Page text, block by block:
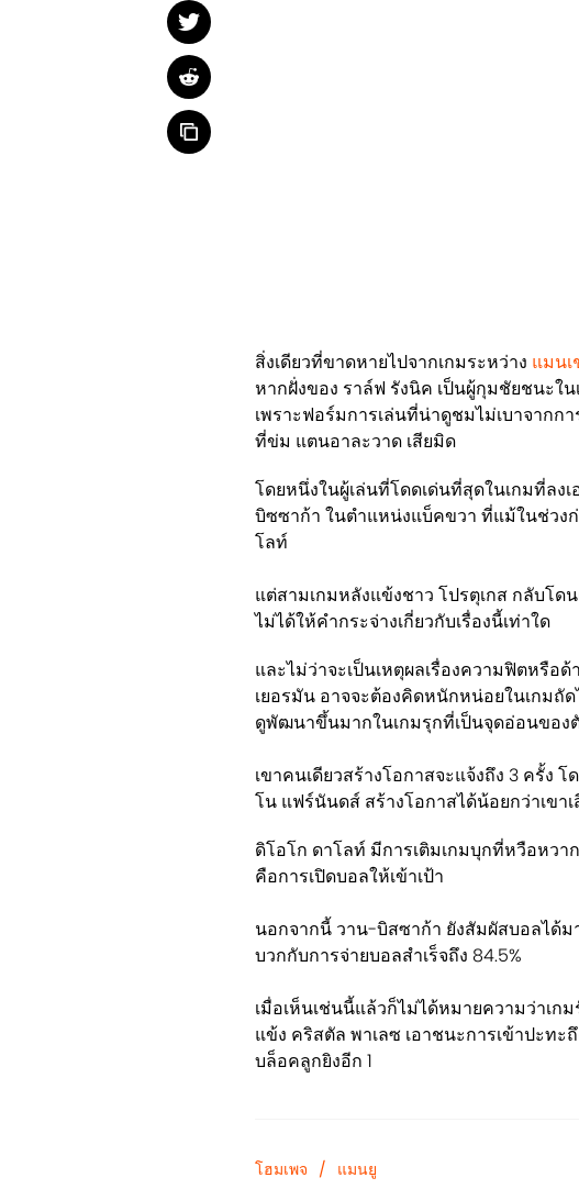
สิ่งเดียวที่ขาดหายไปจากเกมระหว่าง แมนเ
หากฝั่งของ ราล์ฟ รังนิค เป็นผู้กุมชัยชนะใ
เพราะฟอร์มการเล่นที่น่าดูชมไม่เบาจากก
ที่ข่ม แตนอาละวาด เสียมิด
โดยหนึ่งในผู้เล่นที่โดดเด่นที่สุดในเกมที่ล
บิซซาก้า ในตำแหน่งแบ็คขวา ที่แม้ในช่วง
โลท์
แต่สามเกมหลังแข้งชาว โปรตุเกส กลับโ
ไม่ได้ให้คำกระจ่างเกี่ยวกับเรื่องนี้เท่าใด
และไม่ว่าจะเป็นเหตุผลเรื่องความฟิตหรื
เยอรมัน อาจจะต้องคิดหนักหน่อยในเกมถั
ดูพัฒนาขึ้นมากในเกมรุกที่เป็นจุดอ่อนของ
เขาคนเดียวสร้างโอกาสจะแจ้งถึง 3 ครั้ง
โน แฟร์นันดส์ สร้างโอกาสได้น้อยกว่าเขา
ดิโอโก ดาโลท์ มีการเติมเกมบุกที่หวือหวา
คือการเปิดบอลให้เข้าเป้า
นอกจากนี้ วาน-บิสซาก้า ยังสัมผัสบอลได้ม
บวกกับการจ่ายบอลสำเร็จถึง 84.5%
เมื่อเห็นเช่นนี้แล้วก็ไม่ได้หมายความว่าเก
แข้ง คริสตัล พาเลซ เอาชนะการเข้าปะทะ
บล็อคลูกยิงอีก 1
โฮมเพจ / แมนยู